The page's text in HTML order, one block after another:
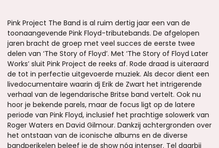
Pink Project The Band is al ruim dertig jaar een van de
toonaangevende Pink Floyd-tributebands. De afgelopen
jaren bracht de groep met veel succes de eerste twee
delen van ‘The Story of Floyd’. Met ‘The Story of Floyd Later
Works’ sluit Pink Project de reeks af. Rode draad is uiteraard
de tot in perfectie uitgevoerde muziek. Als decor dient een
livedocumentaire waarin dj Erik de Zwart het intrigerende
verhaal van de legendarische Britse band vertelt. Ook nu
hoor je bekende parels, maar de focus ligt op de latere
periode van Pink Floyd, inclusief het prachtige solowerk van
Roger Waters en David Gilmour. Dankzij achtergronden over
het ontstaan van de iconische albums en de diverse
bandperikelen beleef je de show nóg intenser. Tel daarbij